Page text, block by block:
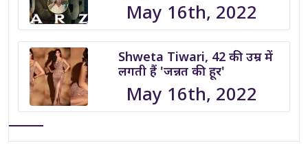
May 16th, 2022
Shweta Tiwari, 42 की उम्र में
लगती हैं 'जन्नत की हूर'
May 16th, 2022